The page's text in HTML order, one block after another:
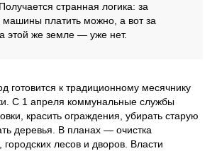
странная логика: за
машины платить можно, а вот за
этой же земле — уже нет.
готовится к традиционному месячнику
С 1 апреля коммунальные службы
красить ограждения, убирать старую
деревья. В планах — очистка
лесов и дворов. Власти